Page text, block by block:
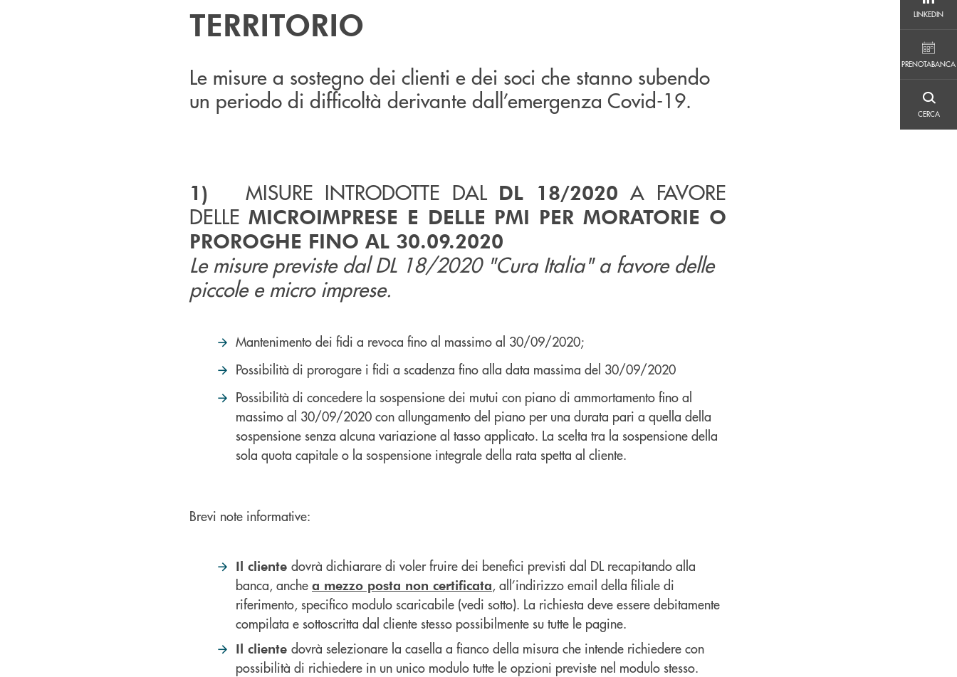
LINKEDIN
PRENOTABANCA
CERCA
TERRITORIO
Le misure a sostegno dei clienti e dei soci che stanno subendo
un periodo di difficoltà derivante dall’emergenza Covid-19.
1) MISURE INTRODOTTE DAL DL 18/2020A FAVORE
DELLE MICROIMPRESE E DELLE PMI PER MORATORIE O
PROROGHE FINO AL 30.09.2020
Le misure previste dal DL 18/2020 "Cura Italia" a favore delle
piccole e micro imprese.
Mantenimento dei fidi a revoca fino al massimo al 30/09/2020;
Possibilità di prorogare i fidi a scadenza fino alla data massima del 30/09/2020
Possibilità di concedere la sospensione dei mutui con piano di ammortamento fino al
massimo al 30/09/2020 con allungamento del piano per una durata pari a quella della
sospensione senza alcuna variazione al tasso applicato. La scelta tra la sospensione della
sola quota capitale o la sospensione integrale della rata spetta al cliente.
Brevi note informative:
Il cliente dovrà dichiarare di voler fruire dei benefici previsti dal DL recapitando alla
banca, anche a mezzo posta non certificata, all’indirizzo email della filiale di
riferimento, specifico modulo scaricabile (vedi sotto). La richiesta deve essere debitamente
compilata e sottoscritta dal cliente stesso possibilmente su tutte le pagine.
Il cliente dovrà selezionare la casella a fianco della misura che intende richiedere con
possibilità di richiedere in un unico modulo tutte le opzioni previste nel modulo stesso.